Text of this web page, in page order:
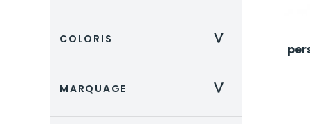
COLORIS >
MARQUAGE >